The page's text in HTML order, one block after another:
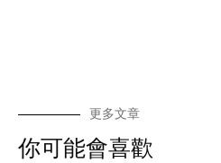
更多文章
你可能會喜歡